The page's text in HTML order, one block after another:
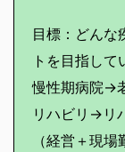
目標：どんな
トを目指して
慢性期病院→
リハビリ→リ
（経営＋現場